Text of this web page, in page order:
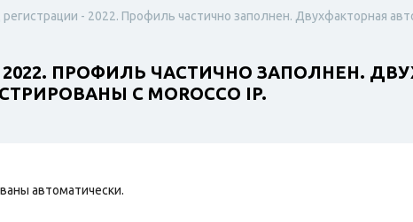
регистрации - 2022. Профиль частично заполнен. Двухфакторная
ПРОФИЛЬ ЧАСТИЧНО ЗАПОЛНЕН.
С MOROCCO IP.
автоматически.